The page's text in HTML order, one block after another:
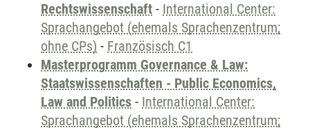
Rechtswissenschaft - International Center:
Sprachangebot (ehemals Sprachenzentrum;
ohne CPs) - Französisch C1
Masterprogramm Governance & Law:
Staatswissenschaften - Public Economics,
Law and Politics - International Center:
Sprachangebot (ehemals Sprachenzentrum;